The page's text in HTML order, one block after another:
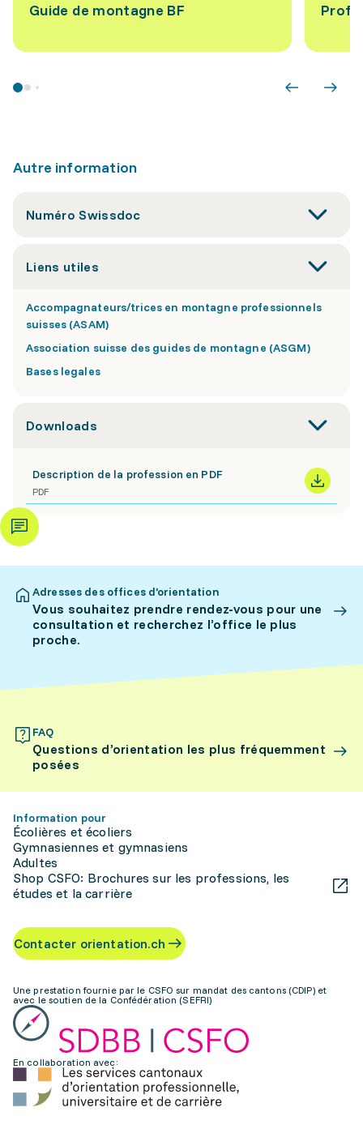
Guide de montagne BF
Autre information
Numéro Swissdoc
Liens utiles
Accompagnateurs/trices en montagne professionnels
suisses (ASAM)
Association suisse des guides de montagne (ASGM)
Bases legales
Downloads
Description de la profession en PDF
PDF
Adresses des offices d’orientation
Vous souhaitez prendre rendez-vous pour une
consultation et recherchez l’office le plus
proche.
FAQ
Questions d’orientation les plus fréquemment
posées
Information pour
Écolières et écoliers
Gymnasiennes et gymnasiens
Adultes
Shop CSFO: Brochures sur les professions, les
études et la carrière
Contacter orientation.ch
Une prestation fournie par le CSFO sur mandat des cantons (CDIP) et
avec le soutien de la Confédération (SEFRI)
En collaboration avec: